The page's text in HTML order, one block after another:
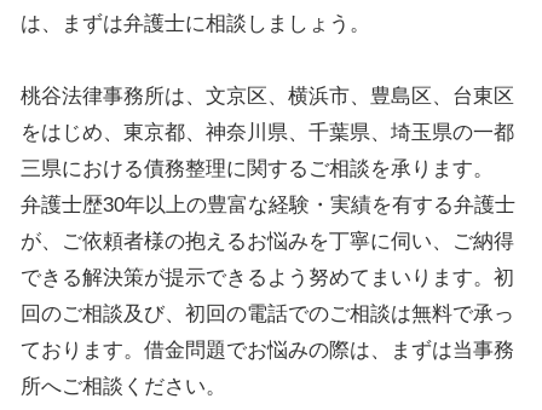
は、まずは弁護士に相談しましょう。
桃谷法律事務所は、文京区、横浜市、豊島区、台東区
をはじめ、東京都、神奈川県、千葉県、埼玉県の一都
三県における債務整理に関するご相談を承ります。
弁護士歴30年以上の豊富な経験・実績を有する弁護士
が、ご依頼者様の抱えるお悩みを丁寧に伺い、ご納得
できる解決策が提示できるよう努めてまいります。初
回のご相談及び、初回の電話でのご相談は無料で承っ
ております。借金問題でお悩みの際は、まずは当事務
所へご相談ください。